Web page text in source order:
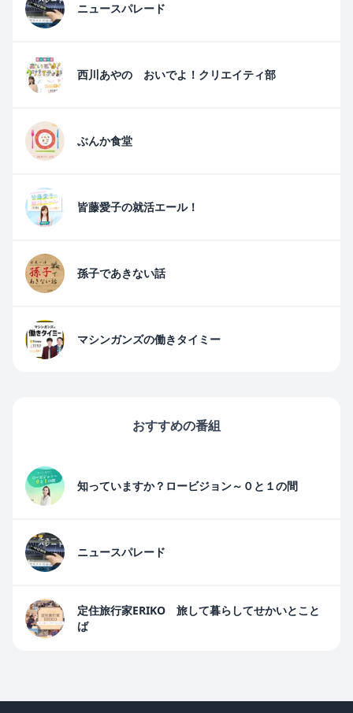
ニュースパレード
西川あやの おいでよ！クリエイティ部
ぶんか食堂
皆藤愛子の就活エール！
孫子であきない話
マシンガンズの働きタイミー
おすすめの番組
知っていますか？ロービジョン～０と１の間
ニュースパレード
定住旅行家ERIKO 旅して暮らしてせかいとこと
ば